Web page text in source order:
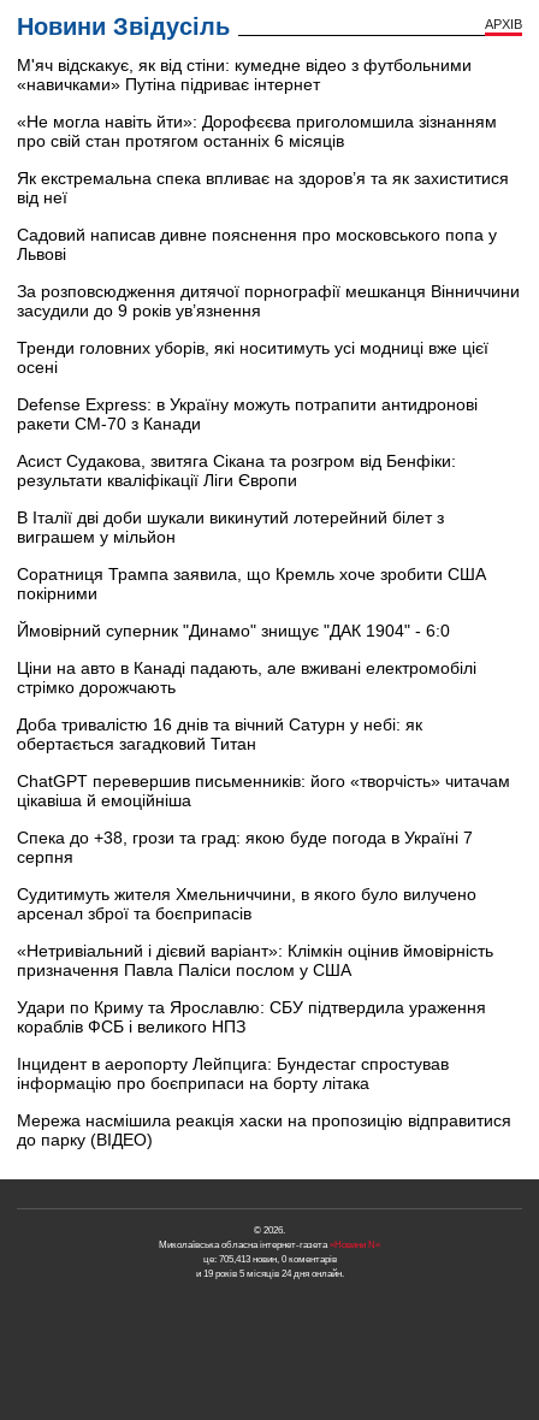
Новини Звідусіль АРХІВ
М'яч відскакує, як від стіни: кумедне відео з футбольними
«навичками» Путіна підриває інтернет
«Не могла навіть йти»: Дорофєєва приголомшила зізнанням
про свій стан протягом останніх 6 місяців
Як екстремальна спека впливає на здоров’я та як захиститися
від неї
Садовий написав дивне пояснення про московського попа у
Львові
За розповсюдження дитячої порнографії мешканця Вінниччини
засудили до 9 років ув’язнення
Тренди головних уборів, які носитимуть усі модниці вже цієї
осені
Defense Express: в Україну можуть потрапити антидронові
ракети CM-70 з Канади
Асист Судакова, звитяга Сікана та розгром від Бенфіки:
результати кваліфікації Ліги Європи
В Італії дві доби шукали викинутий лотерейний білет з
виграшем у мільйон
Соратниця Трампа заявила, що Кремль хоче зробити США
покірними
Ймовірний суперник "Динамо" знищує "ДАК 1904" - 6:0
Ціни на авто в Канаді падають, але вживані електромобілі
стрімко дорожчають
Доба тривалістю 16 днів та вічний Сатурн у небі: як
обертається загадковий Титан
ChatGPT перевершив письменників: його «творчість» читачам
цікавіша й емоційніша
Спека до +38, грози та град: якою буде погода в Україні 7
серпня
Судитимуть жителя Хмельниччини, в якого було вилучено
арсенал зброї та боєприпасів
«Нетривіальний і дієвий варіант»: Клімкін оцінив ймовірність
призначення Павла Паліси послом у США
Удари по Криму та Ярославлю: СБУ підтвердила ураження
кораблів ФСБ і великого НПЗ
Інцидент в аеропорту Лейпцига: Бундестаг спростував
інформацію про боєприпаси на борту літака
Мережа насмішила реакція хаски на пропозицію відправитися
до парку (ВІДЕО)
© 2026.
Миколаївська обласна інтернет-газета«Новини N»
це: 705,413 новин, 0 коментарів
и 19 років 5 місяців 24 дня онлайн.